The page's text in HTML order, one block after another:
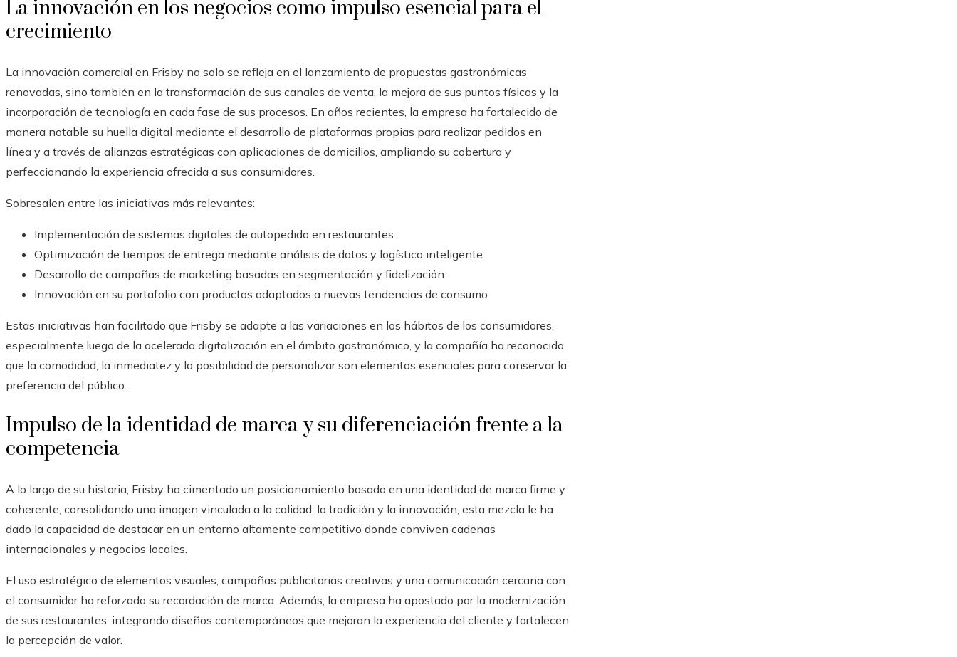
La innovación en los negocios como impulso esencial para el
crecimiento
La innovación comercial en Frisby no solo se refleja en el lanzamiento de propuestas gastronómicas
renovadas, sino también en la transformación de sus canales de venta, la mejora de sus puntos físicos y la
incorporación de tecnología en cada fase de sus procesos. En años recientes, la empresa ha fortalecido de
manera notable su huella digital mediante el desarrollo de plataformas propias para realizar pedidos en
línea y a través de alianzas estratégicas con aplicaciones de domicilios, ampliando su cobertura y
perfeccionando la experiencia ofrecida a sus consumidores.
Sobresalen entre las iniciativas más relevantes:
Implementación de sistemas digitales de autopedido en restaurantes.
Optimización de tiempos de entrega mediante análisis de datos y logística inteligente.
Desarrollo de campañas de marketing basadas en segmentación y fidelización.
Innovación en su portafolio con productos adaptados a nuevas tendencias de consumo.
Estas iniciativas han facilitado que Frisby se adapte a las variaciones en los hábitos de los consumidores,
especialmente luego de la acelerada digitalización en el ámbito gastronómico, y la compañía ha reconocido
que la comodidad, la inmediatez y la posibilidad de personalizar son elementos esenciales para conservar la
preferencia del público.
Impulso de la identidad de marca y su diferenciación frente a la
competencia
A lo largo de su historia, Frisby ha cimentado un posicionamiento basado en una identidad de marca firme y
coherente, consolidando una imagen vinculada a la calidad, la tradición y la innovación; esta mezcla le ha
dado la capacidad de destacar en un entorno altamente competitivo donde conviven cadenas
internacionales y negocios locales.
El uso estratégico de elementos visuales, campañas publicitarias creativas y una comunicación cercana con
el consumidor ha reforzado su recordación de marca. Además, la empresa ha apostado por la modernización
de sus restaurantes, integrando diseños contemporáneos que mejoran la experiencia del cliente y fortalecen
la percepción de valor.